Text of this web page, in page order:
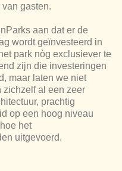
gasten.
aan dat er de
wordt geïnvesteerd in
park nòg exclusiever te
zijn die investeringen
maar laten we niet
zichzelf al een zeer
prachtig
op een hoog niveau
het
uitgevoerd.